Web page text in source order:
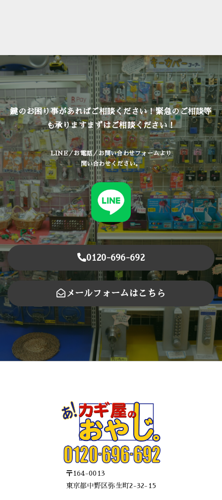
鍵のお困り事があればご相談ください！緊急のご相談等
も承りますまずはご相談ください！
LINE／お電話／お問い合わせフォームより
問い合わせください。
0120-696-692
メールフォームはこちら
〒164-0013
東京都中野区弥生町2-32-15